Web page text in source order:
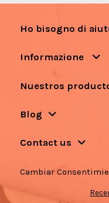
Ho bisogno di
Informazione
Nuestros
Blog
Contact us
Cambiar